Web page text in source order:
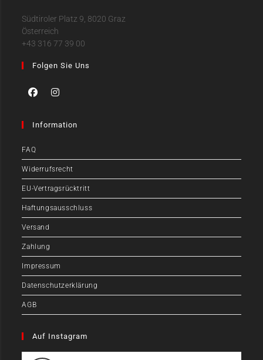
Südtiroler Platz 9, 8020 Graz
Österreich
+43 316 77 39 00
Folgen Sie Uns
Information
FAQ
Widerrufsrecht
EU-Vertragsrücktritt
Haftungsausschluss
Versand
Zahlung
Impressum
Datenschutzerklärung
AGB
Auf Instagram